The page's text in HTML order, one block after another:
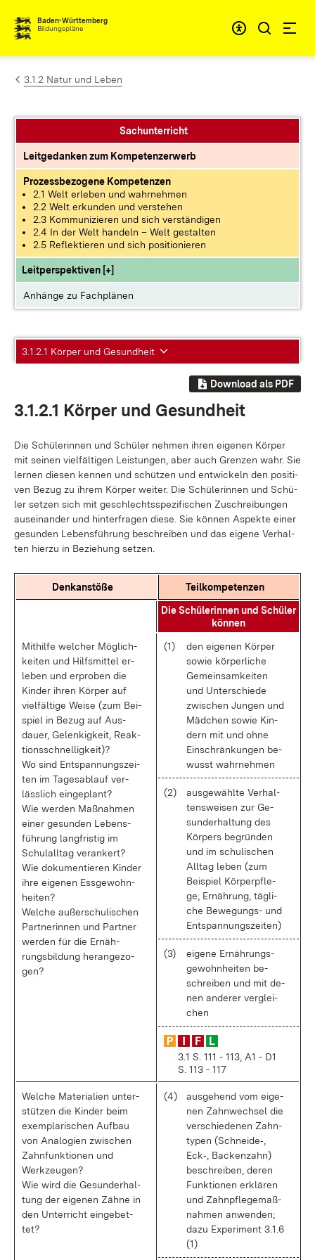
Zum Inhalt springen
Baden-Württemberg
Bildungspläne
3.1.2 Natur und Leben
Sachunterricht
Leitgedanken zum Kompetenzerwerb
Prozessbezogene Kompetenzen
2.1 Welt erleben und wahrnehmen
2.2 Welt erkunden und verstehen
2.3 Kommunizieren und sich verständigen
2.4 In der Welt handeln – Welt gestalten
2.5 Reflektieren und sich positionieren
Leitperspektiven [+]
Anhänge zu Fachplänen
3.1.2.1 Körper und Gesundheit
Download als PDF
3.1.2.1 Kör­per und Ge­sund­heit
Die Schü­le­rin­nen und Schü­ler neh­men ih­ren ei­ge­nen Kör­per
mit sei­nen viel­fäl­ti­gen Leis­tun­gen, aber auch Gren­zen wahr. Sie
ler­nen die­sen ken­nen und schüt­zen und ent­wi­ckeln den po­si­ti­
ven Be­zug zu ih­rem Kör­per wei­ter. Die Schü­le­rin­nen und Schü­
ler set­zen sich mit ge­schlechts­spe­zi­fi­schen Zu­schrei­bun­gen
aus­ein­an­der und hin­ter­fra­gen die­se. Sie kön­nen As­pek­te ei­ner
ge­sun­den Le­bens­füh­rung be­schrei­ben und das ei­ge­ne Ver­hal­
ten hier­zu in Be­zie­hung set­zen.
Denk­an­stö­ße Teil­kom­pe­ten­zen
Die Schü­le­rin­nen und Schü­ler
kön­nen
Mit­hil­fe wel­cher Mög­lich­
kei­ten und Hilfs­mit­tel er­
le­ben und er­pro­ben die
Kin­der ih­ren Kör­per auf
viel­fäl­ti­ge Wei­se (zum Bei­
spiel in Be­zug auf Aus­
dau­er, Ge­len­kig­keit, Re­ak­
ti­ons­schnel­lig­keit)?
Wo sind Ent­span­nungs­zei­
ten im Ta­ges­ab­lauf ver­
läss­lich ein­ge­plant?
Wie wer­den Maß­nah­men
ei­ner ge­sun­den Le­bens­
füh­rung lang­fris­tig im
Schul­all­tag ver­an­kert?
Wie do­ku­men­tie­ren Kin­der
ih­re ei­ge­nen Ess­ge­wohn­
hei­ten?
Wel­che au­ßer­schu­li­schen
Part­ne­rin­nen und Part­ner
wer­den für die Er­näh­
rungs­bil­dung her­an­ge­zo­
gen?
(1)
den ei­ge­nen Kör­per
so­wie kör­per­li­che
Ge­mein­sam­kei­ten
und Un­ter­schie­de
zwi­schen Jun­gen und
Mäd­chen so­wie Kin­
dern mit und oh­ne
Ein­schrän­kun­gen be­
wusst wahr­neh­men
(2)
aus­ge­wähl­te Ver­hal­
tens­wei­sen zur Ge­
sund­erhal­tung des
Kör­pers be­grün­den
und im schu­li­schen
All­tag le­ben (zum
Bei­spiel Kör­per­pfle­
ge, Er­näh­rung, täg­li­
che Be­we­gungs- und
Ent­span­nungs­zei­ten)
(3)
ei­ge­ne Er­näh­rungs­
ge­wohn­hei­ten be­
schrei­ben und mit de­
nen an­de­rer ver­glei­
chen
3.1 S. 111 - 113, A1 - D1
S. 113 - 117
Wel­che Ma­te­ria­li­en un­ter­
stüt­zen die Kin­der beim
ex­em­pla­ri­schen Auf­bau
von Ana­lo­gi­en zwi­schen
Zahnfunk­tio­nen und
Werk­zeu­gen?
Wie wird die Ge­sund­erhal­
tung der ei­ge­nen Zäh­ne in
den Un­ter­richt ein­ge­bet­
tet?
(4)
aus­ge­hend vom ei­ge­
nen Zahn­wech­sel die
ver­schie­de­nen Zahn­
ty­pen (Schnei­de‑,
Eck‑, Ba­cken­zahn)
be­schrei­ben, de­ren
Funk­tio­nen er­klä­ren
und Zahn­pfle­ge­maß­
nah­men an­wen­den;
da­zu Ex­pe­ri­ment 3.1.6
(1)